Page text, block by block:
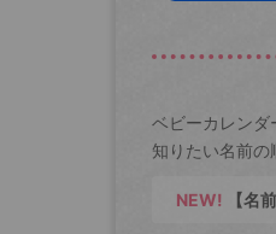
ベビーカレンダ
知りたい名前の
NEW! 【名